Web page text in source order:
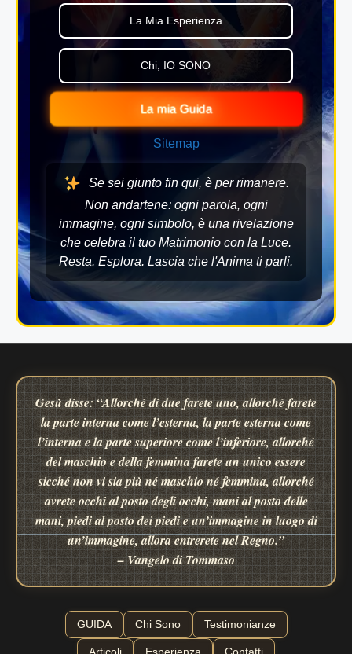
La Mia Esperienza
Chi, IO SONO
La mia Guida
Sitemap
Se sei giunto fin qui, è per rimanere.
Non andartene: ogni parola, ogni
immagine, ogni simbolo, è una rivelazione
che celebra il tuo Matrimonio con la Luce.
Resta. Esplora. Lascia che l'Anima ti parli.
Gesù disse: “Allorché di due farete uno, allorché farete
la parte interna come l’esterna, la parte esterna come
l’interna e la parte superiore come l’inferiore, allorché
del maschio e della femmina farete un unico essere
sicché non vi sia più né maschio né femmina, allorché
avrete occhi al posto degli occhi, mani al posto delle
mani, piedi al posto dei piedi e un’immagine in luogo di
un’immagine, allora entrerete nel Regno.”
– Vangelo di Tommaso
GUIDA Chi Sono Testimonianze